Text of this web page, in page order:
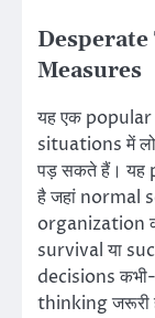
Measures
यह एक popular
situations में
पड़ सकते हैं। यह
है जहां normal
organization
survival या
decisions
thinking जरूरी